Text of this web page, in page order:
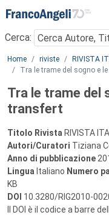
Menu
Cerca:
Main content
Home riviste RIVISTA
Tra le trame del sogno e
Tra le trame del
transfert
Titolo Rivista RIVISTA
Autori/Curatori Tiziana
Anno di pubblicazione
Lingua Italiano Numero
KB
DOI 10.3280/RIG2010-
Il DOI è il codice a barre